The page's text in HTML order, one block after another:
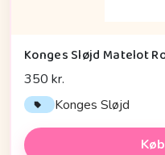
Konges Sløjd Matelot
350 kr.
Konges Sløjd